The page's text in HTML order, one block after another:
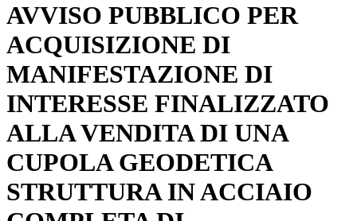
AVVISO PUBBLICO PER
ACQUISIZIONE DI
MANIFESTAZIONE DI
INTERESSE FINALIZZATO
ALLA VENDITA DI UNA
CUPOLA GEODETICA
STRUTTURA IN ACCIAIO